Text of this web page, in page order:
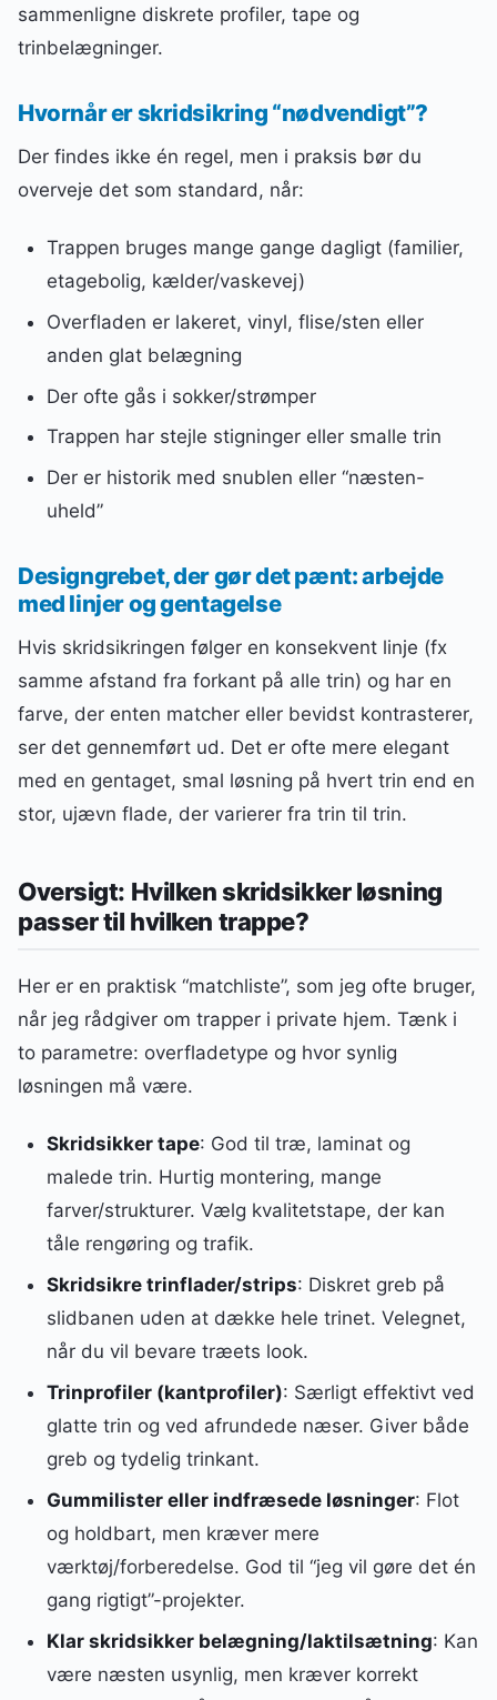
sammenligne diskrete profiler, tape og
trinbelægninger.
Hvornår er skridsikring “nødvendigt”?
Der findes ikke én regel, men i praksis bør du
overveje det som standard, når:
Trappen bruges mange gange dagligt (familier,
etagebolig, kælder/vaskevej)
Overfladen er lakeret, vinyl, flise/sten eller
anden glat belægning
Der ofte gås i sokker/strømper
Trappen har stejle stigninger eller smalle trin
Der er historik med snublen eller “næsten-
uheld”
Designgrebet, der gør det pænt: arbejde
med linjer og gentagelse
Hvis skridsikringen følger en konsekvent linje (fx
samme afstand fra forkant på alle trin) og har en
farve, der enten matcher eller bevidst kontrasterer,
ser det gennemført ud. Det er ofte mere elegant
med en gentaget, smal løsning på hvert trin end en
stor, ujævn flade, der varierer fra trin til trin.
Oversigt: Hvilken skridsikker løsning
passer til hvilken trappe?
Her er en praktisk “matchliste”, som jeg ofte bruger,
når jeg rådgiver om trapper i private hjem. Tænk i
to parametre: overfladetype og hvor synlig
løsningen må være.
Skridsikker tape: God til træ, laminat og
malede trin. Hurtig montering, mange
farver/strukturer. Vælg kvalitetstape, der kan
tåle rengøring og trafik.
Skridsikre trinflader/strips: Diskret greb på
slidbanen uden at dække hele trinet. Velegnet,
når du vil bevare træets look.
Trinprofiler (kantprofiler): Særligt effektivt ved
glatte trin og ved afrundede næser. Giver både
greb og tydelig trinkant.
Gummilister eller indfræsede løsninger: Flot
og holdbart, men kræver mere
værktøj/forberedelse. God til “jeg vil gøre det én
gang rigtigt”-projekter.
Klar skridsikker belægning/laktilsætning: Kan
være næsten usynlig, men kræver korrekt